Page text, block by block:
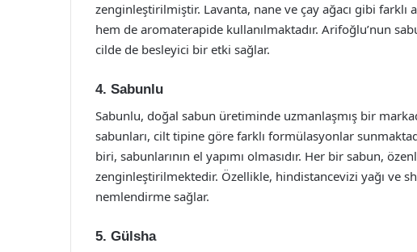
zenginleştirilmiştir. Lavanta, nane ve çay ağacı gibi farklı
hem de aromaterapide kullanılmaktadır. Arifoğlu’nun
cilde de besleyici bir etki sağlar.
4. Sabunlu
Sabunlu, doğal sabun üretiminde uzmanlaşmış bir
sabunları, cilt tipine göre farklı formülasyonlar
biri, sabunlarının el yapımı olmasıdır. Her bir sabun,
zenginleştirilmektedir. Özellikle, hindistancevizi yağı ve
nemlendirme sağlar.
5. Gülsha